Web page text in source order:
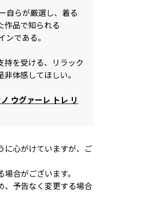
自らが厳選し、着る
品で知られる
である。
持を受ける、リラック
体感してほしい。
ウグァーレ トレ リ
に心がけていますが、ご
合がございます。
、予告なく変更する場合